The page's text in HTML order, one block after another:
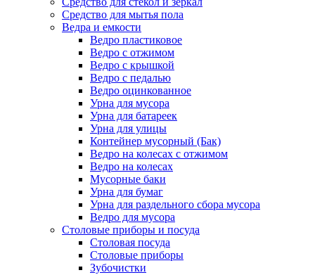
Средство для мытья пола
Ведра и емкости
Ведро пластиковое
Ведро с отжимом
Ведро с крышкой
Ведро с педалью
Ведро оцинкованное
Урна для мусора
Урна для батареек
Урна для улицы
Контейнер мусорный (Бак)
Ведро на колесах с отжимом
Ведро на колесах
Мусорные баки
Урна для бумаг
Урна для раздельного сбора мусора
Ведро для мусора
Столовые приборы и посуда
Столовая посуда
Столовые приборы
Зубочистки